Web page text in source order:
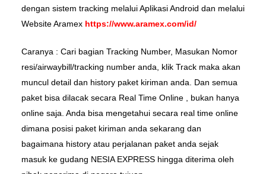
dengan sistem tracking melalui Aplikasi Android dan melalui
Website Aramex https://www.aramex.com/id/
Caranya : Cari bagian Tracking Number, Masukan Nomor
resi/airwaybill/tracking number anda, klik Track maka akan
muncul detail dan history paket kiriman anda. Dan semua
paket bisa dilacak secara Real Time Online , bukan hanya
online saja. Anda bisa mengetahui secara real time online
dimana posisi paket kiriman anda sekarang dan
bagaimana history atau perjalanan paket anda sejak
masuk ke gudang NESIA EXPRESS hingga diterima oleh